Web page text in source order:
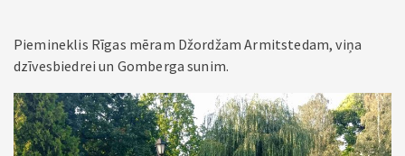
Piemineklis Rīgas mēram Džordžam Armitstedam, viņa
dzīvesbiedrei un Gomberga sunim.